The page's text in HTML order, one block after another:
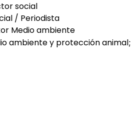
social
/ Periodista
Medio ambiente
ambiente y protección animal;